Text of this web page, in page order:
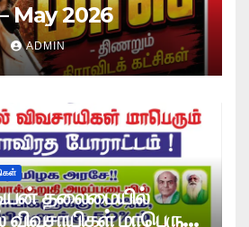
May 2026
ADMIN
தலைமையில்
மாபெரும்